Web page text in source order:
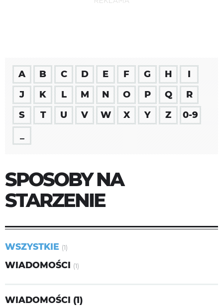
A B C D E F G H
I
J
K L M N O P Q
R
S
T U V W X Y Z
0-9
SPOSOBY NA
STARZENIE
WSZYSTKIE (1)
WIADOMOŚCI (1)
WIADOMOŚCI (1)